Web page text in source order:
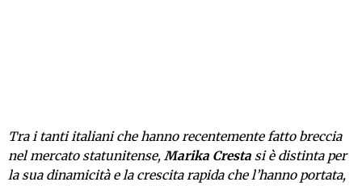
Tra i tanti italiani che hanno recentemente fatto breccia
nel mercato statunitense, Marika Cresta si è distinta per
la sua dinamicità e la crescita rapida che l’hanno portata,